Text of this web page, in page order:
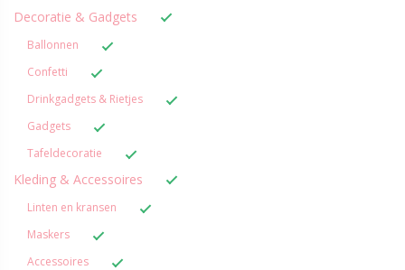
Decoratie & Gadgets
Ballonnen
Confetti
Drinkgadgets & Rietjes
Gadgets
Tafeldecoratie
Kleding & Accessoires
Linten en kransen
Maskers
Accessoires